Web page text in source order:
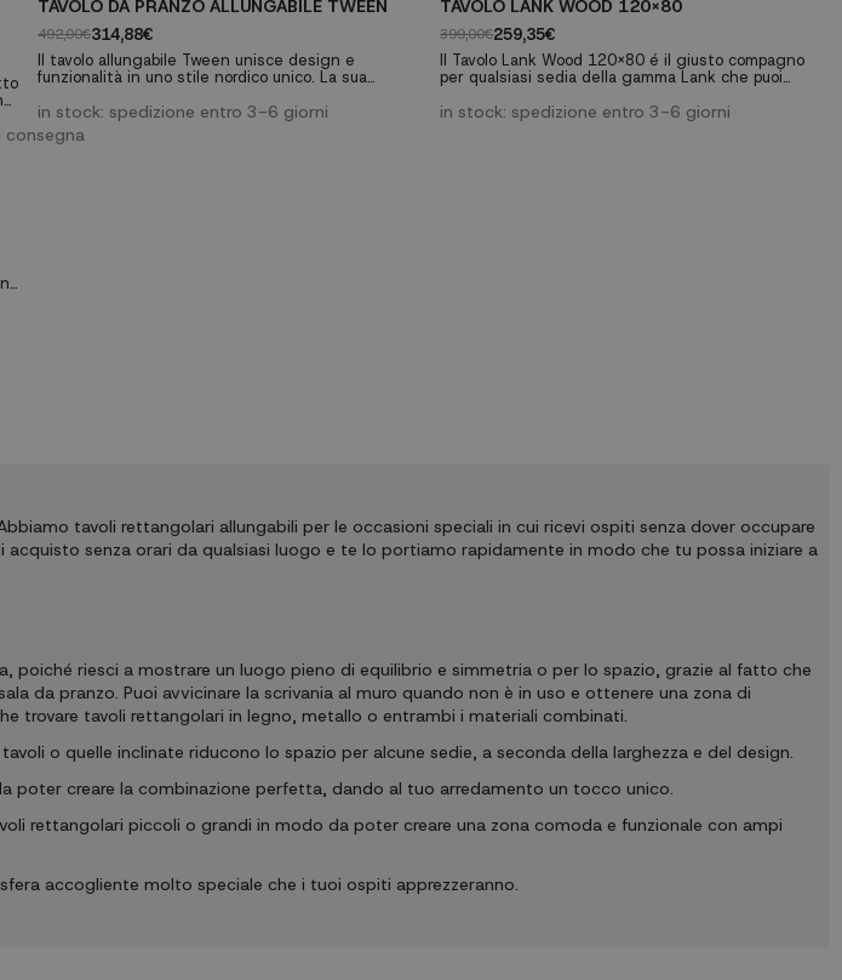
consegna
TAVOLO DA PRANZO ALLUNGABILE TWEEN
492,00€314,88€
Il tavolo allungabile Tween unisce design e
funzionalità in uno stile nordico unico. La sua
soluzione perfetta per ottimizzare lo spazio della
tua casa; È la risposta alle tue esigenze di spazio e
di stile. Caratteristiche tecniche: Misure
in stock: spedizione entro 3-6 giorni
TAVOLO LANK WOOD 120X80
399,00€259,35€
ll Tavolo Lank Wood 120x80 é il giusto compagno
per qualsiasi sedia della gamma Lank che puoi
e con stile utilizzando la personalitá di questo
tavolo che, senza dubbio, si convertirá in uno degli
in stock: spedizione entro 3-6 giorni
tavoli rettangolari allungabili per le occasioni speciali in cui ricevi ospiti senza dover occupare
senza orari da qualsiasi luogo e te lo portiamo rapidamente in modo che tu possa iniziare a
riesci a mostrare un luogo pieno di equilibrio e simmetria o per lo spazio, grazie al fatto che
da pranzo. Puoi avvicinare la scrivania al muro quando non è in uso e ottenere una zona di
trovare tavoli rettangolari in legno, metallo o entrambi i materiali combinati.
o quelle inclinate riducono lo spazio per alcune sedie, a seconda della larghezza e del design.
poter creare la combinazione perfetta, dando al tuo arredamento un tocco unico.
rettangolari piccoli o grandi in modo da poter creare una zona comoda e funzionale con ampi
accogliente molto speciale che i tuoi ospiti apprezzeranno.